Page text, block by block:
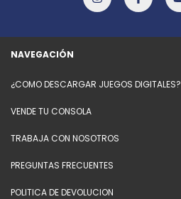
NAVEGACIÓN
¿COMO DESCARGAR JUEGOS DIGITALES?
VENDE TU CONSOLA
TRABAJA CON NOSOTROS
PREGUNTAS FRECUENTES
POLITICA DE DEVOLUCION